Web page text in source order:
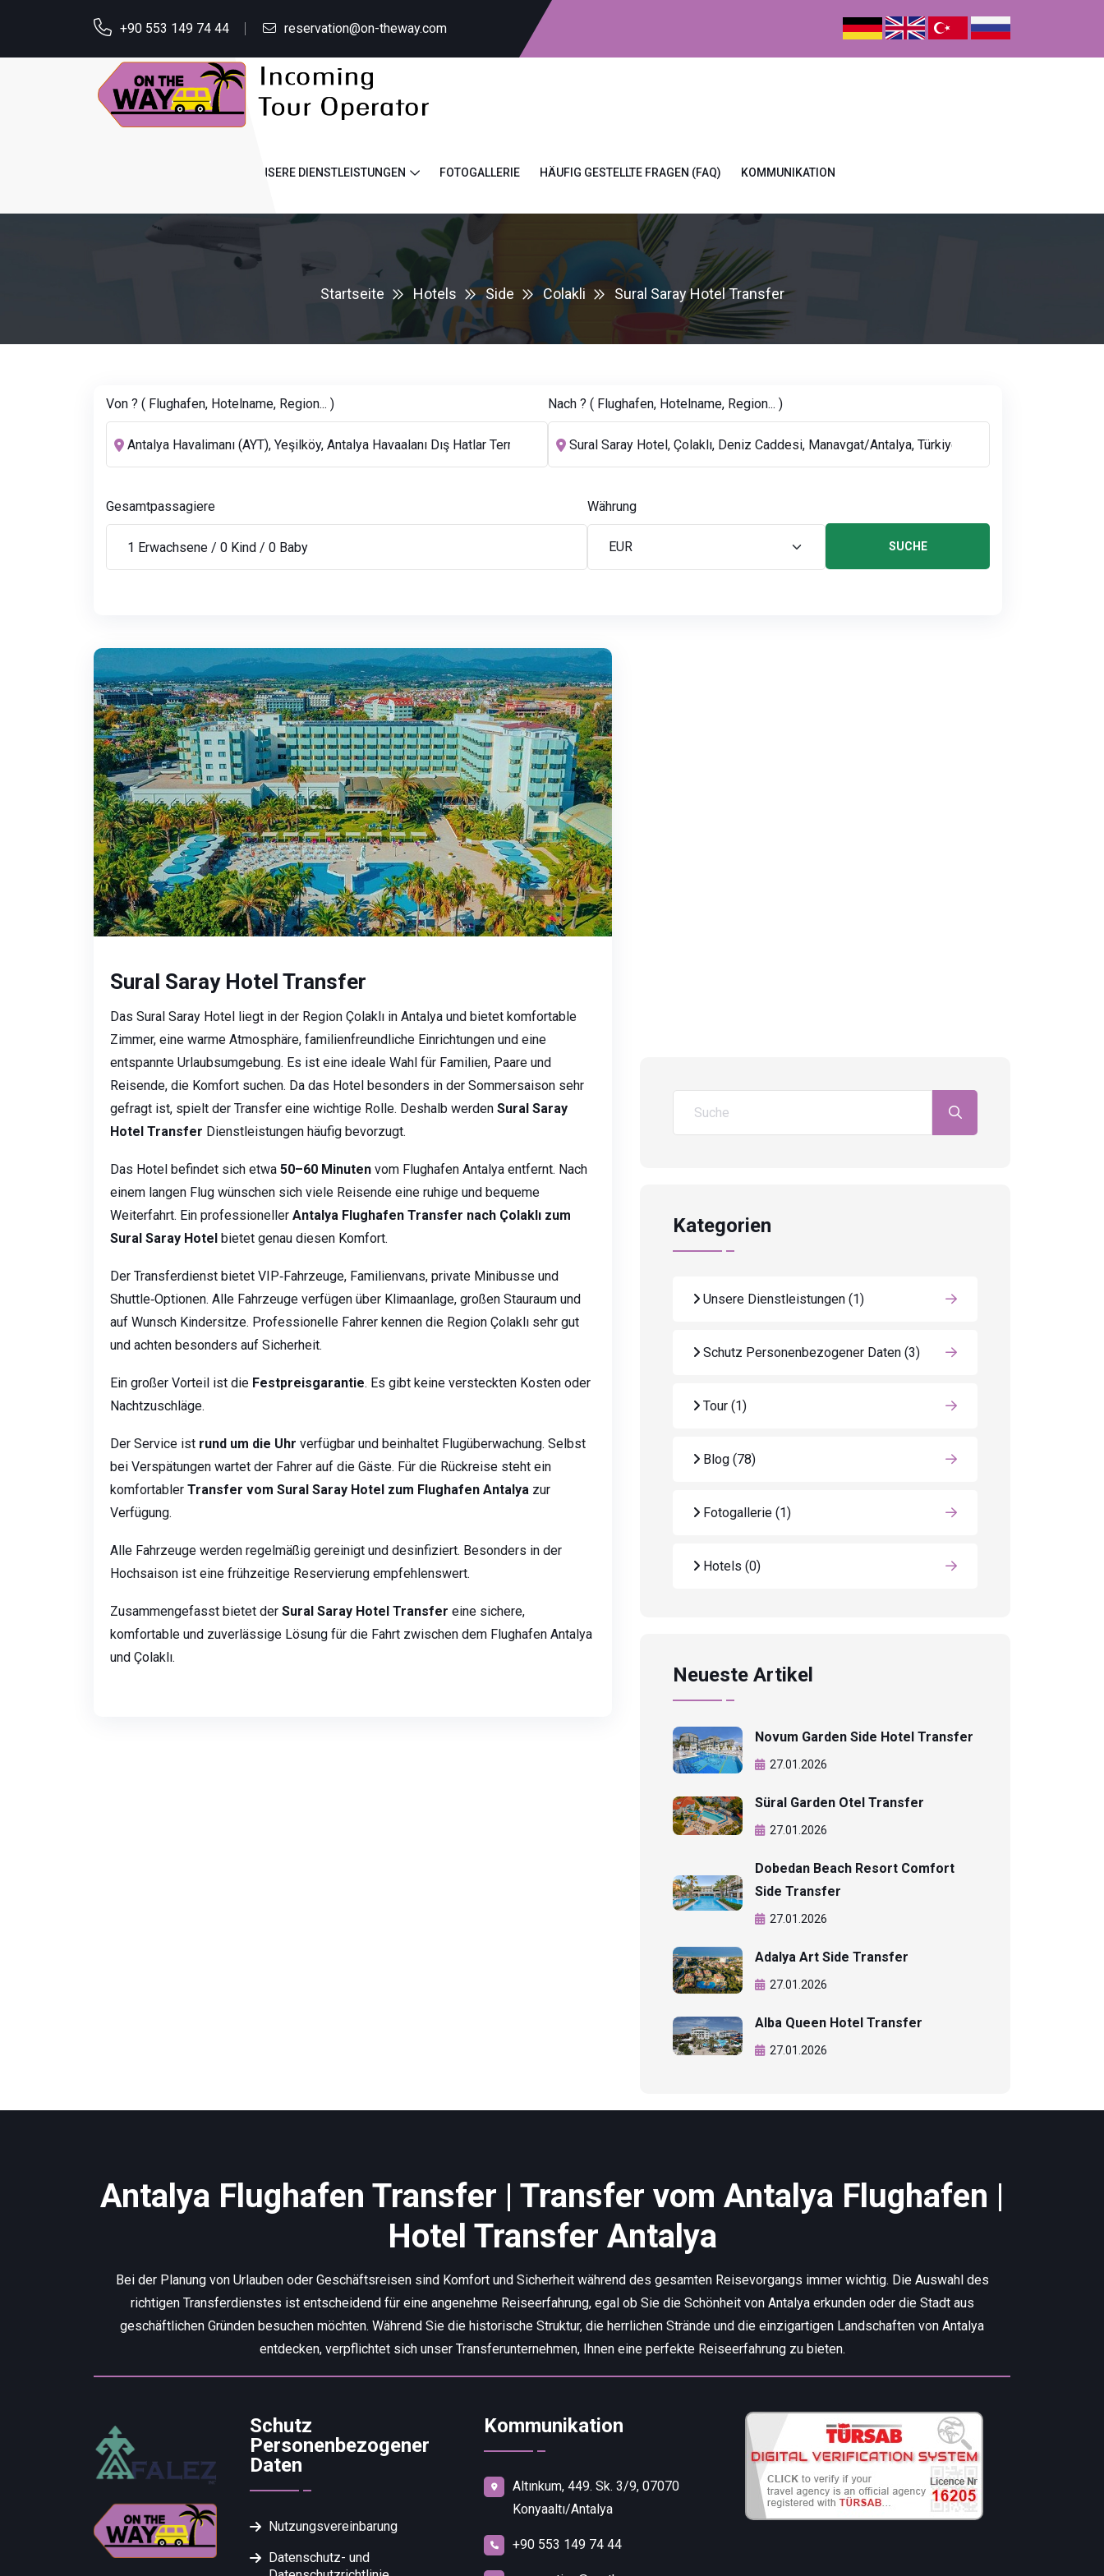
+90 553 149 74 44 reservation@on-theway.com
UNSERE DIENSTLEISTUNGEN FOTOGALLERIE HÄUFIG GESTELLTE FRAGEN (FAQ) KOMMUNIKATION
Startseite Hotels Side Colakli Sural Saray Hotel Transfer
Von ? ( Flughafen, Hotelname, Region... ) Nach ? ( Flughafen, Hotelname, Region... )
Gesamtpassagiere Währung
SUCHE
Sural Saray Hotel Transfer
Das Sural Saray Hotel liegt in der Region Çolaklı in Antalya und bietet komfortable
Zimmer, eine warme Atmosphäre, familienfreundliche Einrichtungen und eine
entspannte Urlaubsumgebung. Es ist eine ideale Wahl für Familien, Paare und
Reisende, die Komfort suchen. Da das Hotel besonders in der Sommersaison sehr
gefragt ist, spielt der Transfer eine wichtige Rolle. Deshalb werden Sural Saray
Hotel Transfer Dienstleistungen häufig bevorzugt.
Das Hotel befindet sich etwa 50–60 Minuten vom Flughafen Antalya entfernt. Nach
einem langen Flug wünschen sich viele Reisende eine ruhige und bequeme
Weiterfahrt. Ein professioneller Antalya Flughafen Transfer nach Çolaklı zum
Sural Saray Hotel bietet genau diesen Komfort.
Der Transferdienst bietet VIP‑Fahrzeuge, Familienvans, private Minibusse und
Shuttle‑Optionen. Alle Fahrzeuge verfügen über Klimaanlage, großen Stauraum und
auf Wunsch Kindersitze. Professionelle Fahrer kennen die Region Çolaklı sehr gut
und achten besonders auf Sicherheit.
Ein großer Vorteil ist die Festpreisgarantie. Es gibt keine versteckten Kosten oder
Nachtzuschläge.
Der Service ist rund um die Uhr verfügbar und beinhaltet Flugüberwachung. Selbst
bei Verspätungen wartet der Fahrer auf die Gäste. Für die Rückreise steht ein
komfortabler Transfer vom Sural Saray Hotel zum Flughafen Antalya zur
Verfügung.
Alle Fahrzeuge werden regelmäßig gereinigt und desinfiziert. Besonders in der
Hochsaison ist eine frühzeitige Reservierung empfehlenswert.
Zusammengefasst bietet der Sural Saray Hotel Transfer eine sichere,
komfortable und zuverlässige Lösung für die Fahrt zwischen dem Flughafen Antalya
und Çolaklı.
Kategorien
Unsere Dienstleistungen (1)
Schutz Personenbezogener Daten (3)
Tour (1)
Blog (78)
Fotogallerie (1)
Hotels (0)
Neueste Artikel
Novum Garden Side Hotel Transfer
27.01.2026
Süral Garden Otel Transfer
27.01.2026
Dobedan Beach Resort Comfort
Side Transfer
27.01.2026
Adalya Art Side Transfer
27.01.2026
Alba Queen Hotel Transfer
27.01.2026
Antalya Flughafen Transfer | Transfer vom Antalya Flughafen |
Hotel Transfer Antalya
Bei der Planung von Urlauben oder Geschäftsreisen sind Komfort und Sicherheit während des gesamten Reisevorgangs immer wichtig. Die Auswahl des
richtigen Transferdienstes ist entscheidend für eine angenehme Reiseerfahrung, egal ob Sie die Schönheit von Antalya erkunden oder die Stadt aus
geschäftlichen Gründen besuchen möchten. Während Sie die historische Struktur, die herrlichen Strände und die einzigartigen Landschaften von Antalya
entdecken, verpflichtet sich unser Transferunternehmen, Ihnen eine perfekte Reiseerfahrung zu bieten.
Schutz
Personenbezogener
Daten
Nutzungsvereinbarung
Datenschutz- und
Kommunikation
Altınkum, 449. Sk. 3/9, 07070
Konyaaltı/Antalya
+90 553 149 74 44